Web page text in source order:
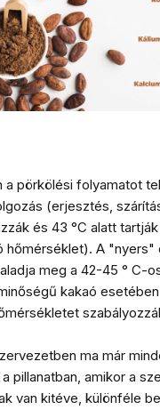
a pörkölési folyamatot
(erjesztés,
és 43 °C alatt tartják
hőmérséklet). A "nyers"
meg a 42-45 ° C-
kakaó
ma már
pillanatban, amikor a
van kitéve, különféle